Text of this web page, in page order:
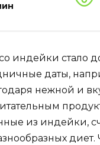
индейки стало
даты,
нежной и
из индейки,
диет.